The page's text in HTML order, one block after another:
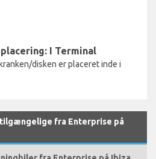
I Terminal
disken er placeret inde i
fra Enterprise på